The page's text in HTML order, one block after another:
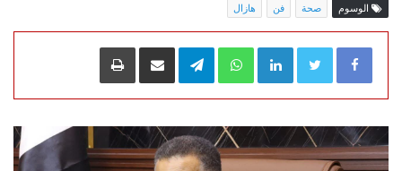
الوسوم صحة فن هازال
LinkedIn
WhatsApp
Telegramمشاركة عبر البريد طباعة